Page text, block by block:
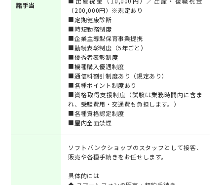
諸手当
（200,000円）※規定あり
■定期健康診断
■時短勤務制度
■企業主導型保育事業提携
■勤続表彰制度（5年ごと）
■優秀者表彰制度
■機種購入優遇制度
■通信料割引制度あり（規定あり）
■各種ポイント制度あり
■資格取得支援制度（試験は業務時間内に含ま
れ、受験費用・交通費も負担します。）
■各種資格認定制度
■屋内全面禁煙
ソフトバンクショップのスタッフとして接客、
販売や各種手続きをお任せします。
具体的には